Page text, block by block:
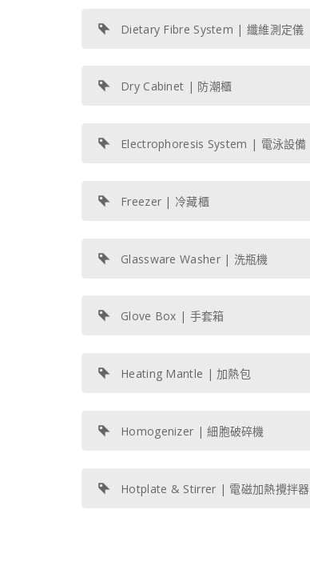
Dietary Fibre System | 纖維測定儀
Dry Cabinet | 防潮櫃
Electrophoresis System | 電泳設備
Freezer | 冷藏櫃
Glassware Washer | 洗瓶機
Glove Box | 手套箱
Heating Mantle | 加熱包
Homogenizer | 細胞破碎機
Hotplate & Stirrer | 電磁加熱攪拌器